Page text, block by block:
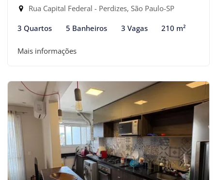
Rua Capital Federal - Perdizes, São Paulo-SP
3 Quartos 5 Banheiros 3 Vagas 210 m²
Mais informações